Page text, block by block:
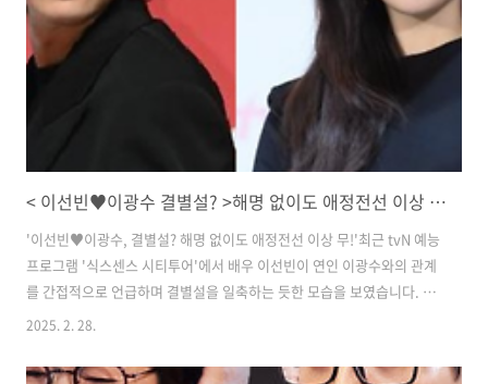
피아가 펼쳐진다. 나보다 더 가난한데 너무 해맑다”고 표현해 웃음을 ..
< 이선빈♥이광수 결별설? >해명 없이도 애정전선 이상 무 식스센스 반응
'이선빈♥이광수, 결별설? 해명 없이도 애정전선 이상 무!'​최근 tvN 예능
프로그램 '식스센스 시티투어'에서 배우 이선빈이 연인 이광수와의 관계
를 간접적으로 언급하며 결별설을 일축하는 듯한 모습을 보였습니다. 방
송에서는 유재석, 송은이, 고경표, 미미 등과 함께 부산의 핫플레이스를
이선빈의 의미심장한 반응​27일 방송된 '식스센스 시티투어'에서는 이선
2025. 2. 28.